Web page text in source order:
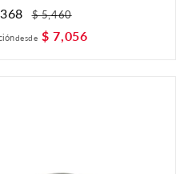
Precio
habitual
$ 5,460
desde $ 7,056